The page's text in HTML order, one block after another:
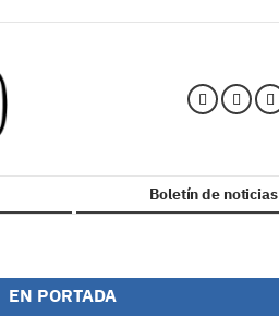
Boletín de noticias
EN PORTADA